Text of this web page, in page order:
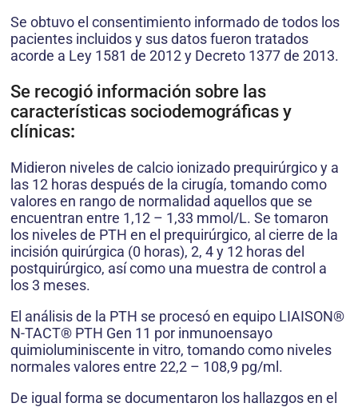
Se obtuvo el consentimiento informado de todos los
pacientes incluidos y sus datos fueron tratados
acorde a Ley 1581 de 2012 y Decreto 1377 de 2013.
Se recogió información sobre las
características sociodemográficas y
clínicas:
Midieron niveles de calcio ionizado prequirúrgico y a
las 12 horas después de la cirugía, tomando como
valores en rango de normalidad aquellos que se
encuentran entre 1,12 – 1,33 mmol/L. Se tomaron
los niveles de PTH en el prequirúrgico, al cierre de la
incisión quirúrgica (0 horas), 2, 4 y 12 horas del
postquirúrgico, así como una muestra de control a
los 3 meses.
El análisis de la PTH se procesó en equipo LIAISON®
N-TACT® PTH Gen 11 por inmunoensayo
quimioluminiscente in vitro, tomando como niveles
normales valores entre 22,2 – 108,9 pg/ml.
De igual forma se documentaron los hallazgos en el